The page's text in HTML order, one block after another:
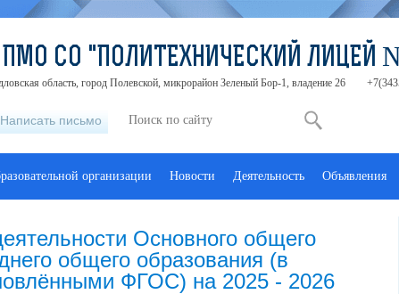
Основного общего
общего образования (в
ФГОС) на 2025 - 2026
СО "ПОЛИТЕХНИЧЕСКИЙ ЛИЦЕЙ
область, город Полевской, микрорайон Зеленый Бор-1, владение 26
Написать письмо
организации Новости Деятельность Объявления